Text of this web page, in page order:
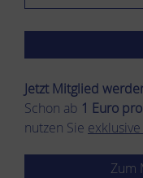
Jetzt Mitglied
Schon ab 1 Euro
nutzen Sie
Zum